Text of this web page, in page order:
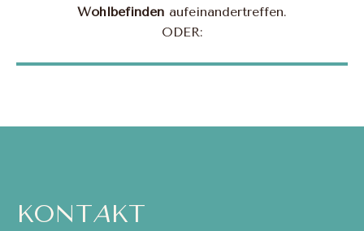
Wohlbefinden aufeinandertreffen.
ODER:
KONTAKT